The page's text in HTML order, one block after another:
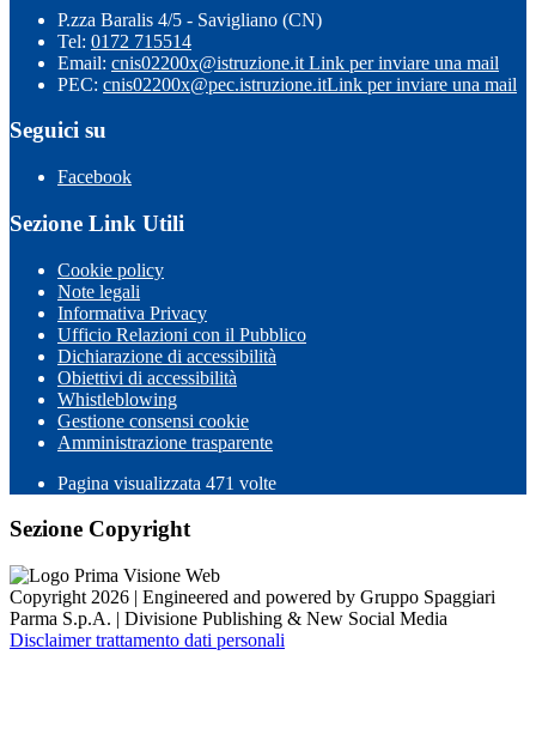
P.zza Baralis 4/5 - Savigliano (CN)
Tel: 0172 715514
Email: cnis02200x@istruzione.it Link per inviare una mail
PEC: cnis02200x@pec.istruzione.itLink per inviare una mail
Seguici su
Facebook
Sezione Link Utili
Cookie policy
Note legali
Informativa Privacy
Ufficio Relazioni con il Pubblico
Dichiarazione di accessibilità
Obiettivi di accessibilità
Whistleblowing
Gestione consensi cookie
Amministrazione trasparente
Pagina visualizzata 471 volte
Sezione Copyright
Copyright 2026 | Engineered and powered by Gruppo Spaggiari
Parma S.p.A. | Divisione Publishing & New Social Media
Disclaimer trattamento dati personali